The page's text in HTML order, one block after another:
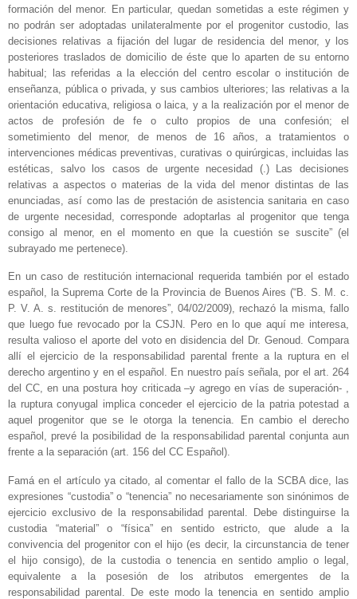
formación del menor. En particular, quedan sometidas a este régimen y
no podrán ser adoptadas unilateralmente por el progenitor custodio, las
decisiones relativas a fijación del lugar de residencia del menor, y los
posteriores traslados de domicilio de éste que lo aparten de su entorno
habitual; las referidas a la elección del centro escolar o institución de
enseñanza, pública o privada, y sus cambios ulteriores; las relativas a la
orientación educativa, religiosa o laica, y a la realización por el menor de
actos de profesión de fe o culto propios de una confesión; el
sometimiento del menor, de menos de 16 años, a tratamientos o
intervenciones médicas preventivas, curativas o quirúrgicas, incluidas las
estéticas, salvo los casos de urgente necesidad (.) Las decisiones
relativas a aspectos o materias de la vida del menor distintas de las
enunciadas, así como las de prestación de asistencia sanitaria en caso
de urgente necesidad, corresponde adoptarlas al progenitor que tenga
consigo al menor, en el momento en que la cuestión se suscite” (el
subrayado me pertenece).
En un caso de restitución internacional requerida también por el estado
español, la Suprema Corte de la Provincia de Buenos Aires (“B. S. M. c.
P. V. A. s. restitución de menores”, 04/02/2009), rechazó la misma, fallo
que luego fue revocado por la CSJN. Pero en lo que aquí me interesa,
resulta valioso el aporte del voto en disidencia del Dr. Genoud. Compara
allí el ejercicio de la responsabilidad parental frente a la ruptura en el
derecho argentino y en el español. En nuestro país señala, por el art. 264
del CC, en una postura hoy criticada –y agrego en vías de superación- ,
la ruptura conyugal implica conceder el ejercicio de la patria potestad a
aquel progenitor que se le otorga la tenencia. En cambio el derecho
español, prevé la posibilidad de la responsabilidad parental conjunta aun
frente a la separación (art. 156 del CC Español).
Famá en el artículo ya citado, al comentar el fallo de la SCBA dice, las
expresiones “custodia” o “tenencia” no necesariamente son sinónimos de
ejercicio exclusivo de la responsabilidad parental. Debe distinguirse la
custodia “material” o “física” en sentido estricto, que alude a la
convivencia del progenitor con el hijo (es decir, la circunstancia de tener
el hijo consigo), de la custodia o tenencia en sentido amplio o legal,
equivalente a la posesión de los atributos emergentes de la
responsabilidad parental. De este modo la tenencia en sentido amplio